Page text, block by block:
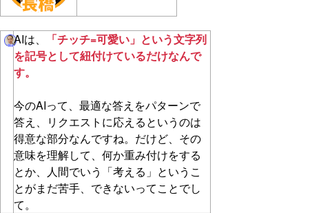
AIは、
「チッチ=可愛い」という文字列
を記号として紐付けているだけなんで
す。
今のAIって、最適な答えをパターンで
答え、リクエストに応えるというのは
得意な部分なんですね。だけど、その
意味を理解して、何か重み付けをする
とか、人間でいう「考える」というこ
とがまだ苦手、できないってことでし
て。